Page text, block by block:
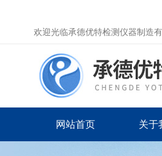
欢迎光临承德优特检测仪器制造
网站首页 关于